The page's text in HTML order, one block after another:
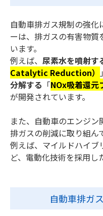
自動車排ガス規制の強
ーは、排ガスの有害物質
います。
例えば、 尿素水を噴射す
Catalytic Reduction）
分解する 「NOx吸着還元
が開発されています。
また、自動車のエンジ
排ガスの削減に取り組ん
例えば、マイルドハイブ
ど、電動化技術を採用し
自動車排ガ